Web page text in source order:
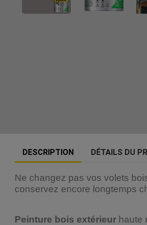
DESCRIPTION DÉTAILS DU
Ne changez pas vos volets
conservez encore longtemps
Peinture bois extérieur haute